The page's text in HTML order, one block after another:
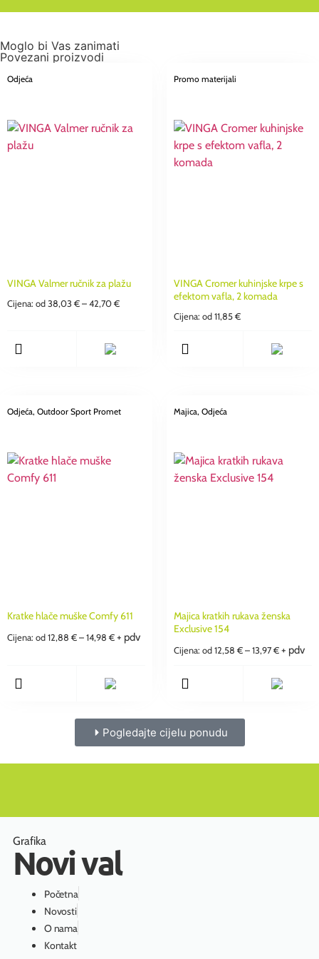
Moglo bi Vas zanimati
Povezani proizvodi
Odjeća
VINGA Valmer ručnik za plažu
Cijena: od 38,03 € – 42,70 €
Promo materijali
VINGA Cromer kuhinjske krpe s
efektom vafla, 2 komada
Cijena: od 11,85 €
Odjeća, Outdoor Sport Promet
Kratke hlače muške Comfy 611
Cijena: od 12,88 € – 14,98 € + pdv
Majica, Odjeća
Majica kratkih rukava ženska
Exclusive 154
Cijena: od 12,58 € – 13,97 € + pdv
Pogledajte cijelu ponudu
Grafika
Novi val
Početna
Novosti
O nama
Kontakt